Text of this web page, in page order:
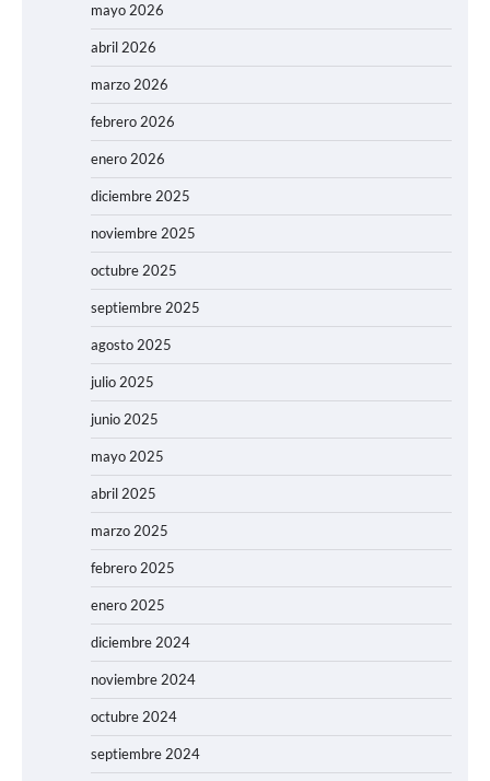
mayo 2026
abril 2026
marzo 2026
febrero 2026
enero 2026
diciembre 2025
noviembre 2025
octubre 2025
septiembre 2025
agosto 2025
julio 2025
junio 2025
mayo 2025
abril 2025
marzo 2025
febrero 2025
enero 2025
diciembre 2024
noviembre 2024
octubre 2024
septiembre 2024